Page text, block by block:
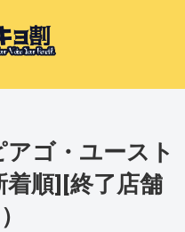
ゴ・ユースト
着順][終了店舗